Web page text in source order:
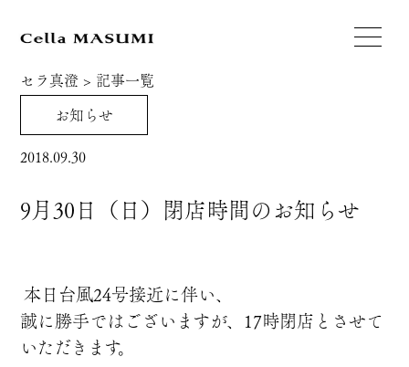
セラ真澄 > 記事一覧
お知らせ
2018.09.30
9月30日（日）閉店時間のお知らせ
本日台風24号接近に伴い、
誠に勝手ではございますが、17時閉店とさせて
いただきます。